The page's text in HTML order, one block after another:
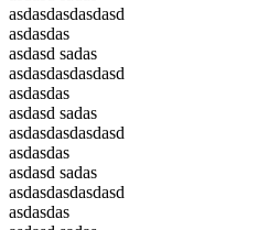
asdasdasdasdasd
asdasdas
asdasd sadas
asdasdasdasdasd
asdasdas
asdasd sadas
asdasdasdasdasd
asdasdas
asdasd sadas
asdasdasdasdasd
asdasdas